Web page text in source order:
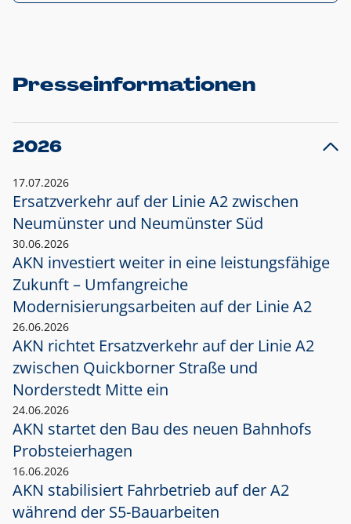
Presseinformationen
2026
17.07.2026
Ersatzverkehr auf der Linie A2 zwischen
Neumünster und Neumünster Süd
30.06.2026
AKN investiert weiter in eine leistungsfähige
Zukunft – Umfangreiche
Modernisierungsarbeiten auf der Linie A2
26.06.2026
AKN richtet Ersatzverkehr auf der Linie A2
zwischen Quickborner Straße und
Norderstedt Mitte ein
24.06.2026
AKN startet den Bau des neuen Bahnhofs
Probsteierhagen
16.06.2026
AKN stabilisiert Fahrbetrieb auf der A2
während der S5-Bauarbeiten